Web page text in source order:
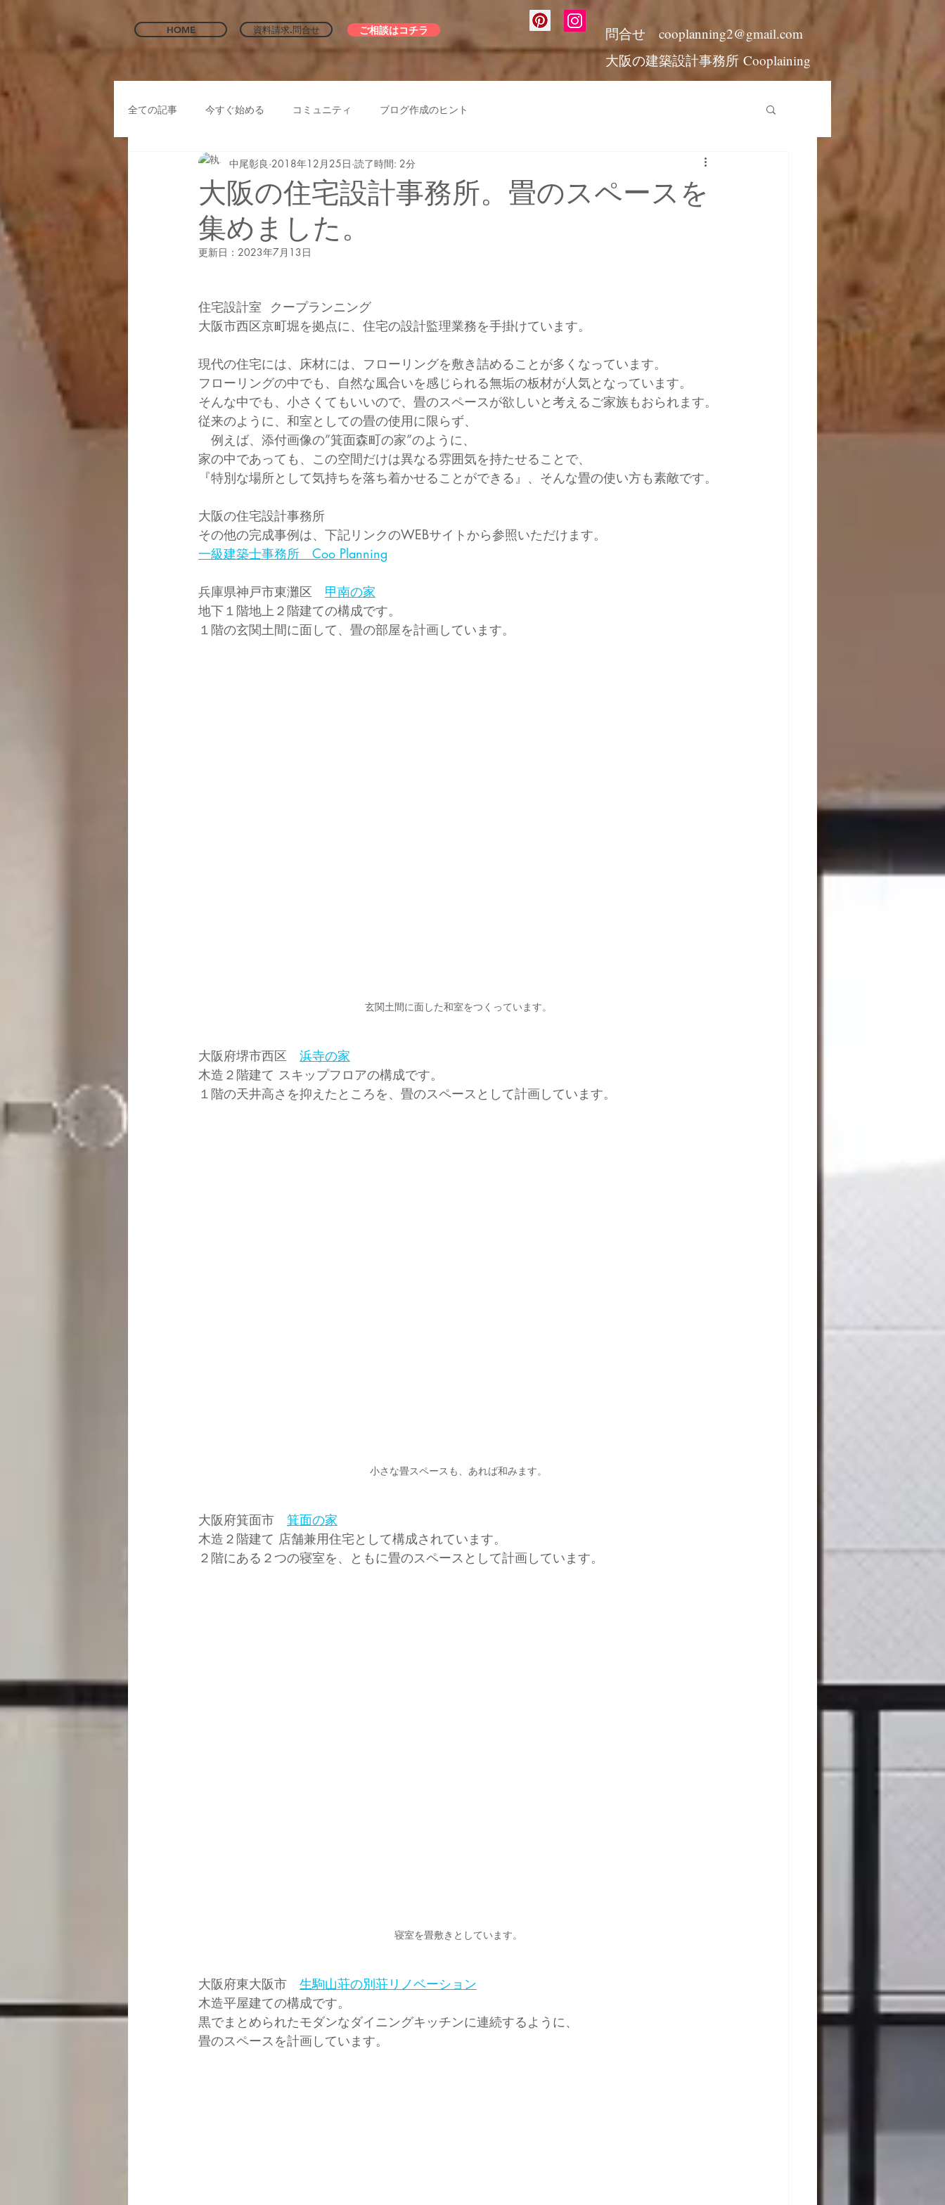
HOME 資料請求.問合せ ご相談はコチラ 問合せ cooplanning2@gmail.com
大阪の建築設計事務所 Cooplaining
全ての記事 今すぐ始める コミュニティ ブログ作成のヒント
大阪の住宅設計事務所。畳のスペースを
集めました。
中尾彰良 2018年12月25日 読了時間: 2分
更新日： 2023年7月13日
住宅設計室  クープランニング
大阪市西区京町堀を拠点に、住宅の設計監理業務を手掛けています。
現代の住宅には、床材には、フローリングを敷き詰めることが多くなっています。
フローリングの中でも、自然な風合いを感じられる無垢の板材が人気となっています。
そんな中でも、小さくてもいいので、畳のスペースが欲しいと考えるご家族もおられます。
従来のように、和室としての畳の使用に限らず、
例えば、添付画像の”箕面森町の家”のように、
家の中であっても、この空間だけは異なる雰囲気を持たせることで、
『特別な場所として気持ちを落ち着かせることができる』、そんな畳の使い方も素敵です。
大阪の住宅設計事務所
その他の完成事例は、下記リンクのWEBサイトから参照いただけます。
一級建築士事務所　Coo Planning
兵庫県神戸市東灘区 甲南の家
地下１階地上２階建ての構成です。
１階の玄関土間に面して、畳の部屋を計画しています。
玄関土間に面した和室をつくっています。
大阪府堺市西区 浜寺の家
木造２階建て スキップフロアの構成です。
１階の天井高さを抑えたところを、畳のスペースとして計画しています。
小さな畳スペースも、あれば和みます。
大阪府箕面市 箕面の家
木造２階建て 店舗兼用住宅として構成されています。
２階にある２つの寝室を、ともに畳のスペースとして計画しています。
寝室を畳敷きとしています。
大阪府東大阪市 生駒山荘の別荘リノベーション
木造平屋建ての構成です。
黒でまとめられたモダンなダイニングキッチンに連続するように、
畳のスペースを計画しています。